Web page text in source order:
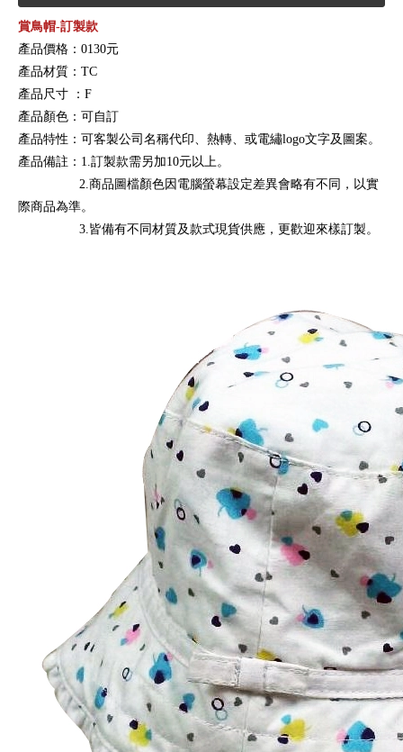
賞鳥帽-訂製款
產品價格：0130元
產品材質：TC
產品尺寸
：F
產品顏色：可自訂
產品特性：可客製公司名稱代印、熱轉、或電繡logo文字及圖案。
產品備註：1.訂製款需另加10元以上。
2.商品圖檔顏色因電腦螢幕設定差異會略有不同，以實
際商品為準。
3.皆備有不同材質及款式現貨供應，更歡迎來樣訂製。